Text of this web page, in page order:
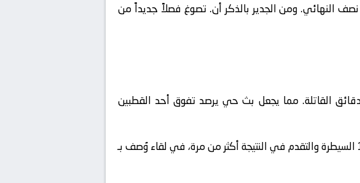
الصين تحت 17 مع أستراليا تحت 17 ضمن منافسات كأس آسيا تحت 17 – نصف النهائي. ومن الجدير بالذكر أن. تصوغ فصلاً جديداً من
في الدقائق القاتلة. مما يجعل بث حي يرصد تفوق أحد القطبين
بالنظر إلى الأرشيف، نجد مباراة “ماراثونية” تبادل فيها الصين تحت 17 و أستراليا تحت 17 السيطرة والتقدم في النتيجة أكثر من مرة، في لقاء وُصف بـ